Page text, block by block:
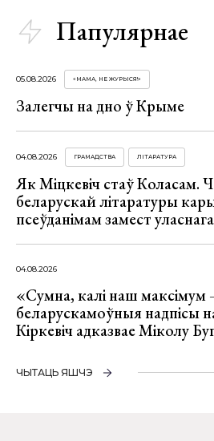
Папулярнае
05.08.2026 «МАМА, НЕ ЖУРЫСЯ!»
Залегчы на дно ў Крыме
04.08.2026 ГРАМАДСТВА ЛІТАРАТУРА
Як Міцкевіч стаў Коласам.
беларускай літаратуры
псеўданімам замест
04.08.2026
«Сумна, калі наш
беларускамоўныя надпісы
Кіркевіч адказвае Міколу
ЧЫТАЦЬ ЯШЧЭ